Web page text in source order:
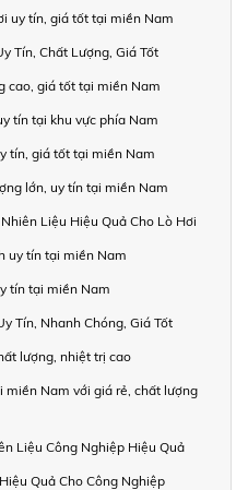
uy tín, giá tốt tại miền Nam
Tín, Chất Lượng, Giá Tốt
cao, giá tốt tại miền Nam
tín tại khu vực phía Nam
tín, giá tốt tại miền Nam
lớn, uy tín tại miền Nam
Liệu Hiệu Quả Cho Lò Hơi
uy tín tại miền Nam
tín tại miền Nam
Tín, Nhanh Chóng, Giá Tốt
lượng, nhiệt trị cao
miền Nam với giá rẻ, chất lượng
Liệu Công Nghiệp Hiệu Quả
Quả Cho Công Nghiệp